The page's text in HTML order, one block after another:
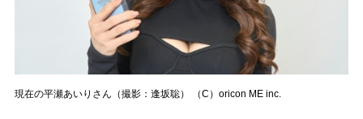
現在の平瀬あいりさん（撮影：逢坂聡） （C）oricon ME inc.